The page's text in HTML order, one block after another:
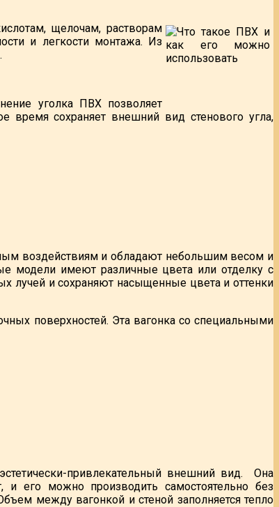
щелочам, растворам
и легкости монтажа. Из
уголка ПВХ позволяет
время сохраняет внешний вид стенового угла,
воздействиям и обладают небольшим весом и
модели имеют различные цвета или отделку с
лучей и сохраняют насыщенные цвета и оттенки
поверхностей. Эта вагонка со специальными
привлекательный внешний вид. Она
и его можно производить самостоятельно без
между вагонкой и стеной заполняется тепло